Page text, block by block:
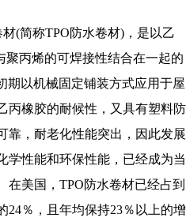
(简称TPO防水卷材)，是以乙
聚丙烯的可焊接性结合在一起的
期以机械固定铺装方式应用于屋
丙橡胶的耐候性，又具有塑料防
靠，耐老化性能突出，因此发展
学性能和环保性能，已经成为当
在美国，TPO防水卷材已经占到
24％，且年均保持23％以上的增